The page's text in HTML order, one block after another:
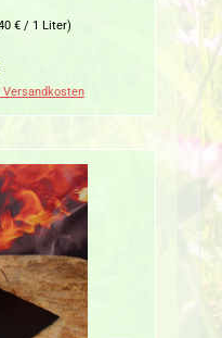
€ / 1 Liter)
Preis:
Versandkosten